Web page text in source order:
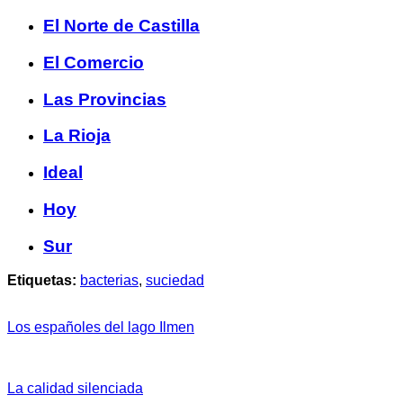
El Norte de Castilla
El Comercio
Las Provincias
La Rioja
Ideal
Hoy
Sur
Etiquetas: bacterias, suciedad
Los españoles del lago Ilmen
La calidad silenciada